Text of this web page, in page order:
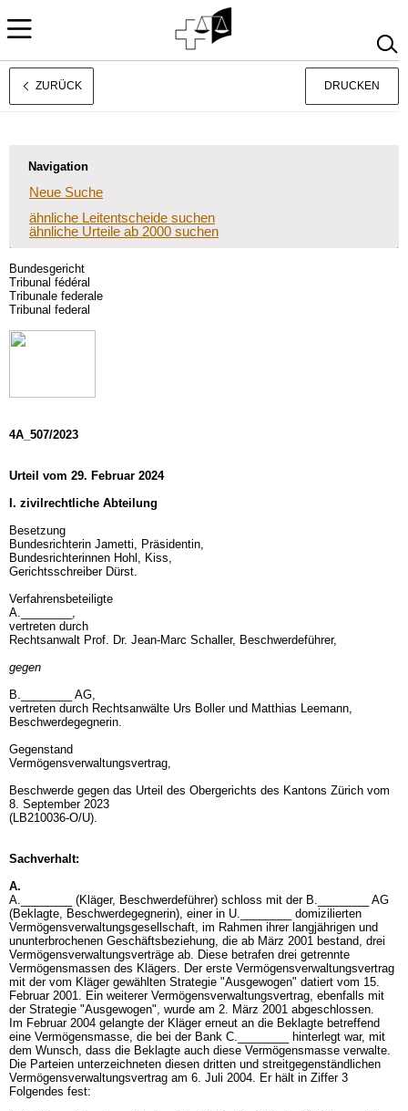
Français
ZURÜCK DRUCKEN
Navigation
Neue Suche
ähnliche Leitentscheide suchen
ähnliche Urteile ab 2000 suchen
Bundesgericht
Tribunal fédéral
Tribunale federale
Tribunal federal
4A_507/2023
Urteil vom 29. Februar 2024
I. zivilrechtliche Abteilung
Besetzung
Bundesrichterin Jametti, Präsidentin,
Bundesrichterinnen Hohl, Kiss,
Gerichtsschreiber Dürst.
Verfahrensbeteiligte
A.________,
vertreten durch
Rechtsanwalt Prof. Dr. Jean-Marc Schaller, Beschwerdeführer,
gegen
B.________ AG,
vertreten durch Rechtsanwälte Urs Boller und Matthias Leemann,
Beschwerdegegnerin.
Gegenstand
Vermögensverwaltungsvertrag,
Beschwerde gegen das Urteil des Obergerichts des Kantons Zürich vom
8. September 2023
(LB210036-O/U).
Sachverhalt:
A.
A.________ (Kläger, Beschwerdeführer) schloss mit der B.________ AG
(Beklagte, Beschwerdegegnerin), einer in U.________ domizilierten
Vermögensverwaltungsgesellschaft, im Rahmen ihrer langjährigen und
ununterbrochenen Geschäftsbeziehung, die ab März 2001 bestand, drei
Vermögensverwaltungsverträge ab. Diese betrafen drei getrennte
Vermögensmassen des Klägers. Der erste Vermögensverwaltungsvertrag
mit der vom Kläger gewählten Strategie "Ausgewogen" datiert vom 15.
Februar 2001. Ein weiterer Vermögensverwaltungsvertrag, ebenfalls mit
der Strategie "Ausgewogen", wurde am 2. März 2001 abgeschlossen.
Im Februar 2004 gelangte der Kläger erneut an die Beklagte betreffend
eine Vermögensmasse, die bei der Bank C.________ hinterlegt war, mit
dem Wunsch, dass die Beklagte auch diese Vermögensmasse verwalte.
Die Parteien unterzeichneten diesen dritten und streitgegenständlichen
Vermögensverwaltungsvertrag am 6. Juli 2004. Er hält in Ziffer 3
Folgendes fest: